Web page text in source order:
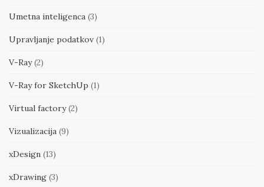
Umetna inteligenca (3)
Upravljanje podatkov (1)
V-Ray(2)
V-Ray for SketchUp (1)
Virtual factory(2)
Vizualizacija (9)
xDesign (13)
xDrawing (3)